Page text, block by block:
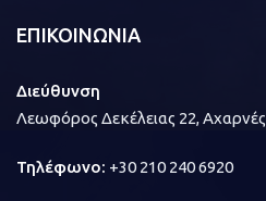
ΕΠΙΚΟΙΝΩΝΙΑ
Διεύθυνση
Λεωφόρος Δεκέλειας 22, Αχαρνές
Τηλέφωνο: +30 210 240 6920